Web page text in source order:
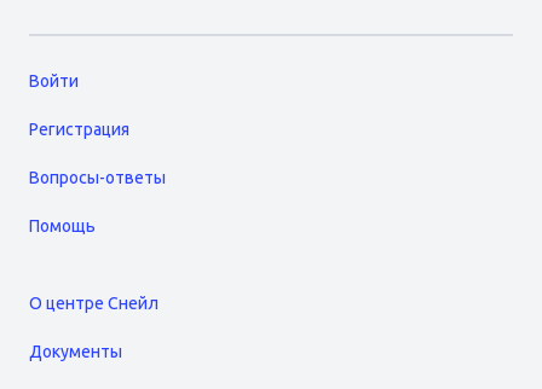
Войти
Регистрация
Вопросы-ответы
Помощь
О центре Снейл
Документы